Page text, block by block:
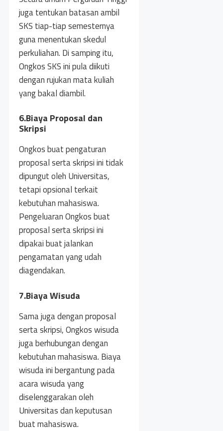
juga tentukan batasan ambil
SKS tiap-tiap semesternya
guna menentukan skedul
perkuliahan. Di samping itu,
Ongkos SKS ini pula diikuti
dengan rujukan mata kuliah
yang bakal diambil.
6.Biaya Proposal dan
Skripsi
Ongkos buat pengaturan
proposal serta skripsi ini tidak
dipungut oleh Universitas,
tetapi opsional terkait
kebutuhan mahasiswa.
Pengeluaran Ongkos buat
proposal serta skripsi ini
dipakai buat jalankan
pengamatan yang udah
diagendakan.
7.Biaya Wisuda
Sama juga dengan proposal
serta skripsi, Ongkos wisuda
juga berhubungan dengan
kebutuhan mahasiswa. Biaya
wisuda ini bergantung pada
acara wisuda yang
diselenggarakan oleh
Universitas dan keputusan
buat mahasiswa.